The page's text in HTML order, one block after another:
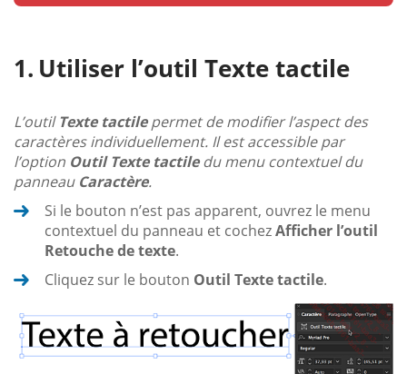
Utiliser l’outil Texte tactile
L’outil Texte tactilepermet de modifier l’aspect des
caractères individuellement. Il est accessible par
l’option Outil Texte tactiledu menu contextuel du
panneau Caractère.
Si le bouton n’est pas apparent, ouvrez le menu
contextuel du panneau et cochezAfficher l’outil
Retouche de texte.
Cliquez sur le bouton Outil Texte tactile.